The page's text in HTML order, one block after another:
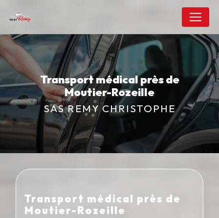
Transport médical près de
Moutier-Rozeille
SAS REMY CHRISTOPHE
Transport médical près de
Moutier-Rozeille